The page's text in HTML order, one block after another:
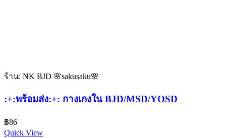
ร้าน: NK BJD 🌸sakusaku🌸
:+:พร้อมส่ง:+: กางเกงใน BJD/MSD/YOSD
฿86
Quick View